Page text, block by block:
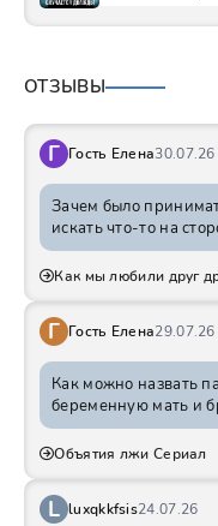
ОТЗЫВЫ
Г Гость Елена30.07.26
Зачем было
искать что-то на
Как мы любили друг
Г Гость Елена29.07.26
Как можно назвать
беременную мать и
Объятия лжи Сериал
L luxqkkfsis24.07.26